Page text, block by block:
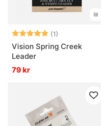
Betyg: (1)
5.0 utav 5
Vision Spring Creek
Leader
79 kr